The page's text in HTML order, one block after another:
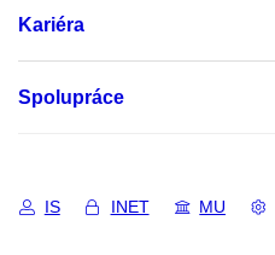
Kariéra
Spolupráce
IS INET MU